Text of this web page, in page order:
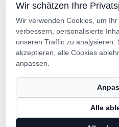
Unternehmensnachrichten
Ausstellung
Technical Support
Wir schätzen Ihre
Wir verwenden Cookies, um
verbessern, personalisierte
unseren Traffic zu analysieren.
akzeptieren, alle Cookies
anpassen.
Alle